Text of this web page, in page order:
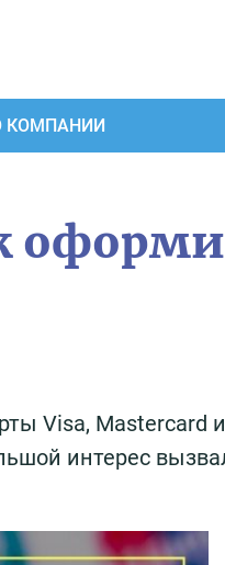
КОМПАНИИ
Visa, Mastercard
интерес